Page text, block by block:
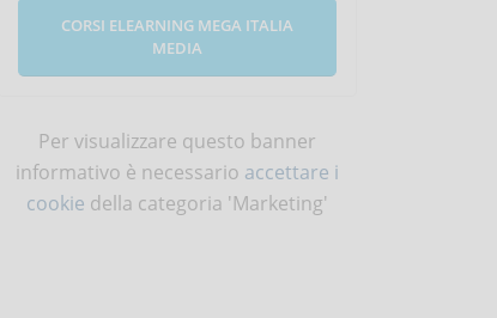
CORSI ELEARNING MEGA ITALIA
MEDIA
Per visualizzare questo banner
informativo è necessario accettare i
cookie della categoria 'Marketing'